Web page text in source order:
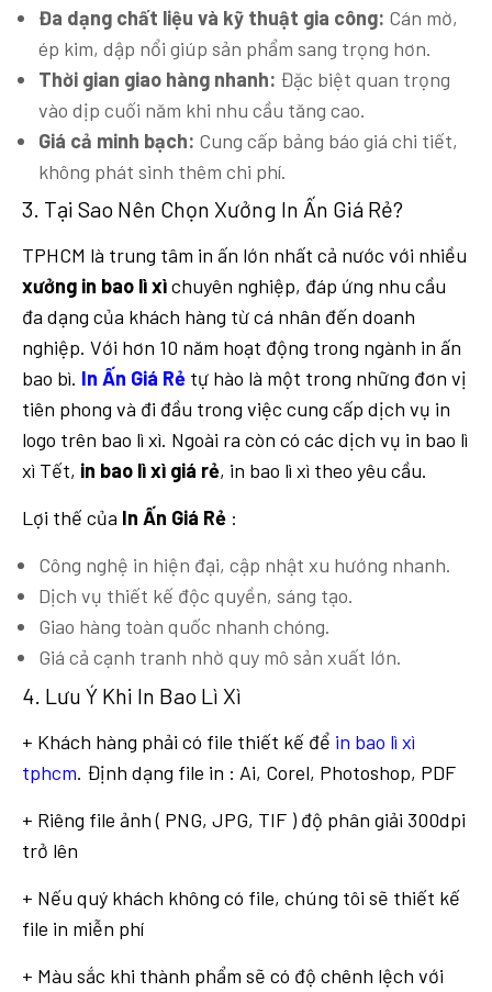
Đa dạng chất liệu và kỹ thuật gia công: Cán mờ,
ép kim, dập nổi giúp sản phẩm sang trọng hơn.
Thời gian giao hàng nhanh: Đặc biệt quan trọng
vào dịp cuối năm khi nhu cầu tăng cao.
Giá cả minh bạch: Cung cấp bảng báo giá chi tiết,
không phát sinh thêm chi phí.
3. Tại Sao Nên Chọn Xưởng In Ấn Giá Rẻ?
TPHCM là trung tâm in ấn lớn nhất cả nước với nhiều
xưởng in bao lì xìchuyên nghiệp, đáp ứng nhu cầu
đa dạng của khách hàng từ cá nhân đến doanh
nghiệp. Với hơn 10 năm hoạt động trong ngành in ấn
bao bì. In Ấn Giá Rẻ tự hào là một trong những đơn vị
tiên phong và đi đầu trong việc cung cấp dịch vụ in
logo trên bao lì xì. Ngoài ra còn có các dịch vụ in bao lì
xì Tết, in bao lì xì giá rẻ, in bao lì xì theo yêu cầu.
Lợi thế của In Ấn Giá Rẻ :
Công nghệ in hiện đại, cập nhật xu hướng nhanh.
Dịch vụ thiết kế độc quyền, sáng tạo.
Giao hàng toàn quốc nhanh chóng.
Giá cả cạnh tranh nhờ quy mô sản xuất lớn.
4. Lưu Ý Khi In Bao Lì Xì
+ Khách hàng phải có file thiết kế để in bao lì xì
tphcm. Định dạng file in : Ai, Corel, Photoshop, PDF
+ Riêng file ảnh ( PNG, JPG, TIF ) độ phân giải 300dpi
trở lên
+ Nếu quý khách không có file, chúng tôi sẽ thiết kế
file in miễn phí
+ Màu sắc khi thành phẩm sẽ có độ chênh lệch với